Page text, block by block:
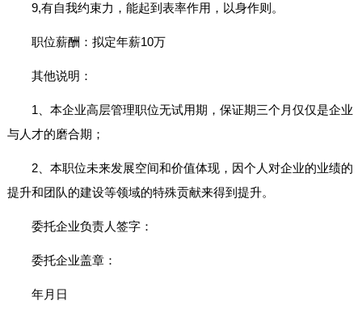
9,有自我约束力，能起到表率作用，以身作则。
职位薪酬：拟定年薪10万
其他说明：
1、本企业高层管理职位无试用期，保证期三个月仅仅是企业
与人才的磨合期；
2、本职位未来发展空间和价值体现，因个人对企业的业绩的
提升和团队的建设等领域的特殊贡献来得到提升。
委托企业负责人签字：
委托企业盖章：
年月日